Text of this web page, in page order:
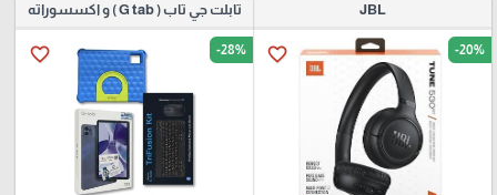
JBL
favorite_border -20%
تابلت جي تاب ( G tab ) و اكسسوراته
favorite_border -28%